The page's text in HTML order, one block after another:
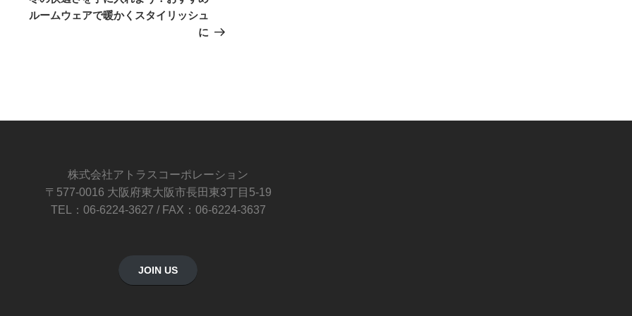
稿
ルームウェアで暖かくスタイリッシュ
に
株式会社アトラスコーポレーション
〒577-0016 大阪府東大阪市長田東3丁目5-19
TEL：06-6224-3627 / FAX：06-6224-3637
JOIN US